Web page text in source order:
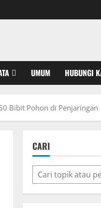
UMUM HUBUNGI
Bibit Pohon di Penjaringan
CARI